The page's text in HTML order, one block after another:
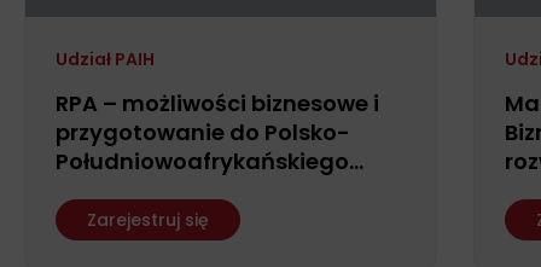
Udział PAIH
RPA – możliwości biznesowe i
przygotowanie do Polsko-
Południowoafrykańskiego
Zarejestruj się